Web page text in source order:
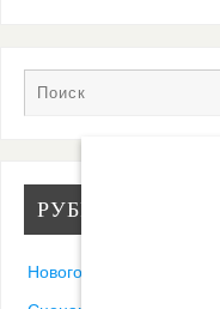
РУБРИКИ
Новогодние песни